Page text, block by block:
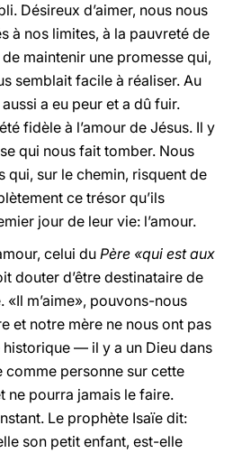
Désireux d’aimer, nous nous
à nos limites, à la pauvreté de
maintenir une promesse qui,
semblait facile à réaliser. Au
a eu peur et a dû fuir.
fidèle à l’amour de Jésus. Il y
qui nous fait tomber. Nous
qui, sur le chemin, risquent de
ce trésor qu’ils
jour de leur vie: l’amour.
celui du Père «qui est aux
douter d’être destinataire de
«Il m’aime», pouvons-nous
et notre mère ne nous ont pas
— il y a un Dieu dans
comme personne sur cette
ne pourra jamais le faire.
Le prophète Isaïe dit:
son petit enfant, est-elle